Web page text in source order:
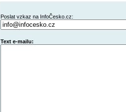
Poslat vzkaz na InfoČesko.cz:
Text e-mailu: